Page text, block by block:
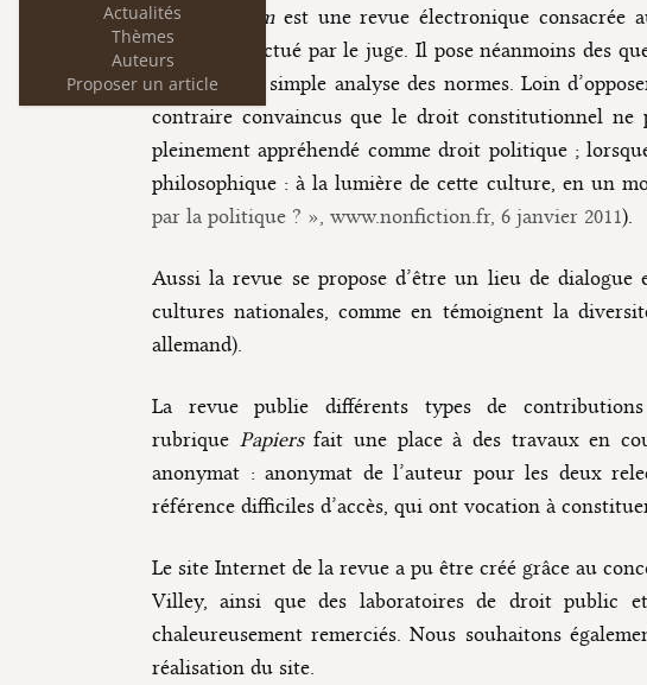
Actualités
Thèmes
Auteurs
Proposer un article
Jus Politicumest une revue électronique
contrôle effectué par le juge. Il pose néanmoins des
même à une simple analyse des normes. Loin
contraire convaincus que le droit constitutionnel ne
pleinement appréhendé comme droit politique ;
philosophique : à la lumière de cette culture, en un
par la politique ? », www.nonfiction.fr, 6 janvier 2011).
Aussi la revue se propose d’être un lieu de
cultures nationales, comme en témoignent la
allemand).
La revue publie différents types de
rubrique Papiersfait une place à des travaux en
anonymat : anonymat de l’auteur pour les deux
référence difficiles d’accès, qui ont vocation à
Le site Internet de la revue a pu être créé grâce au
Villey, ainsi que des laboratoires de droit public
chaleureusement remerciés. Nous souhaitons
réalisation du site.